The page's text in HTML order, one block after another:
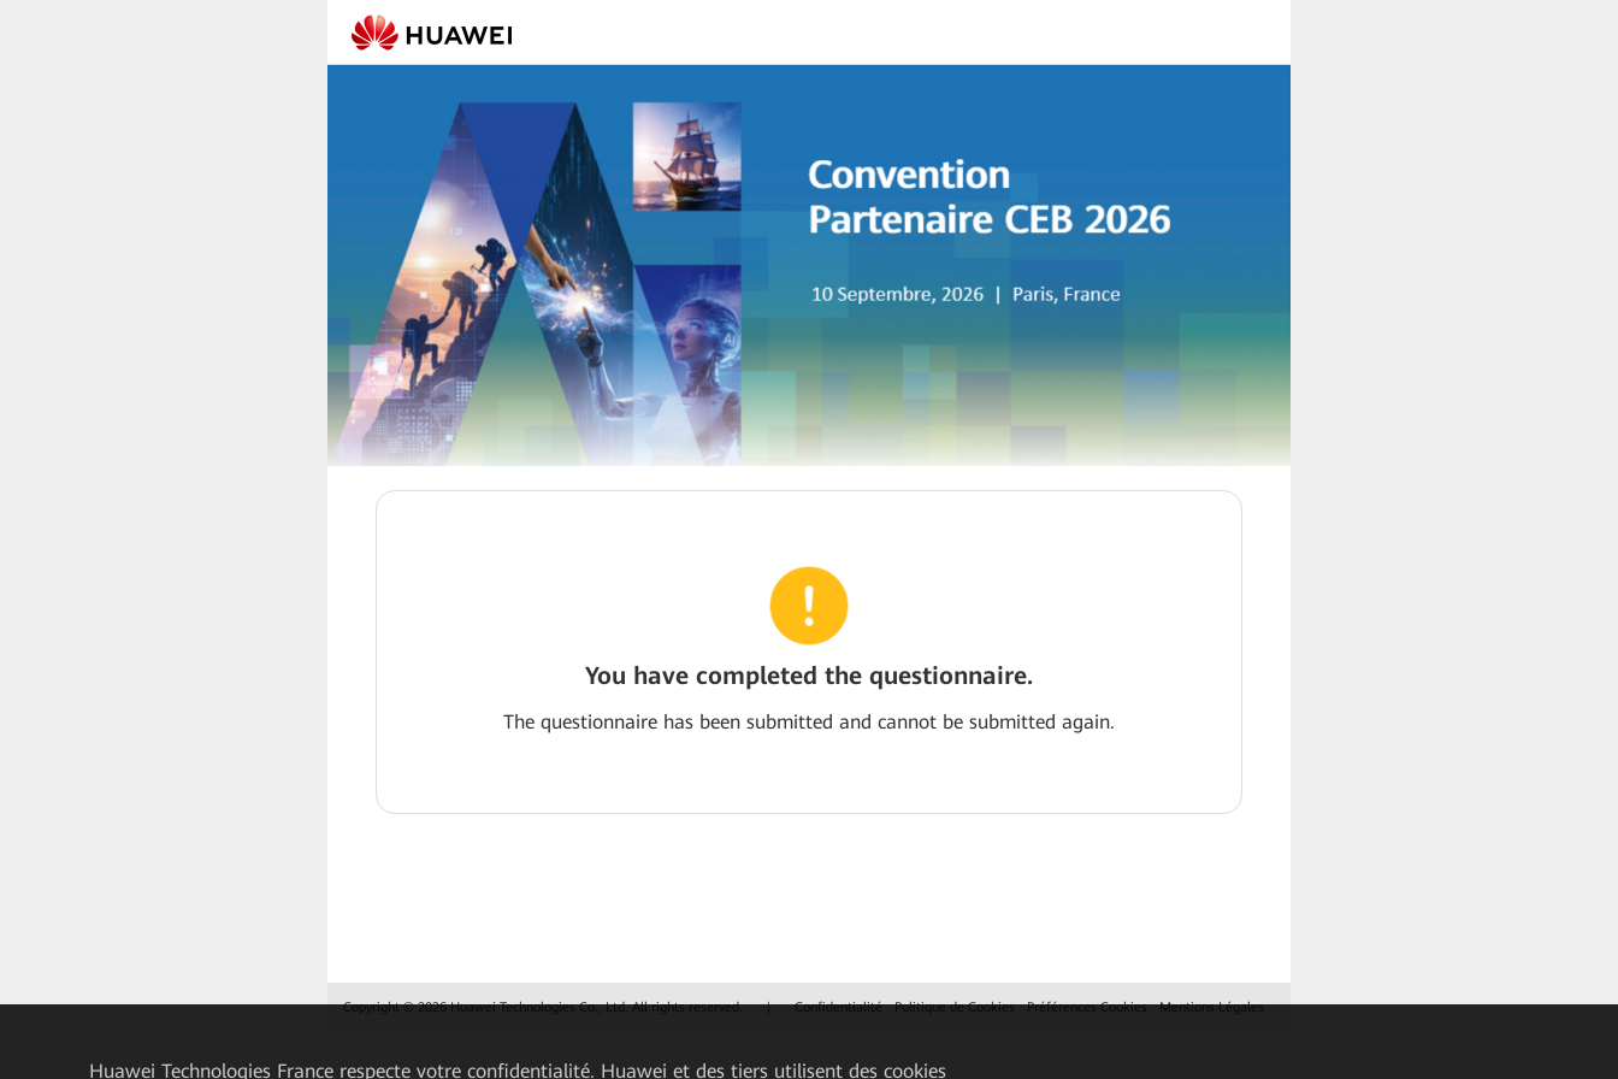
You have completed the questionnaire.
The questionnaire has been submitted and cannot be submitted again.
Copyright © 2026 Huawei Technologies Co., Ltd. All rights reserved. | Confidentialité Politique de Cookies Préférences Cookies Mentions Légales
Huawei Technologies Francerespecte votre confidentialité. Huawei et des tiers utilisent des cookies